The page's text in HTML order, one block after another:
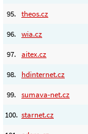
95. theos.cz
96. wia.cz
97. aitex.cz
98. hdinternet.cz
99. sumava-net.cz
100. starnet.cz